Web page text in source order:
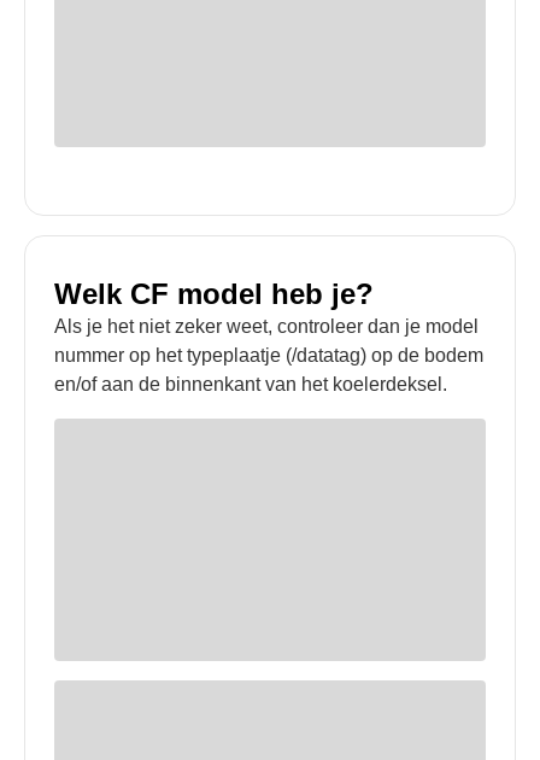
Welk CF model heb je?
Als je het niet zeker weet, controleer dan je model
nummer op het typeplaatje (/datatag) op de bodem
en/of aan de binnenkant van het koelerdeksel.